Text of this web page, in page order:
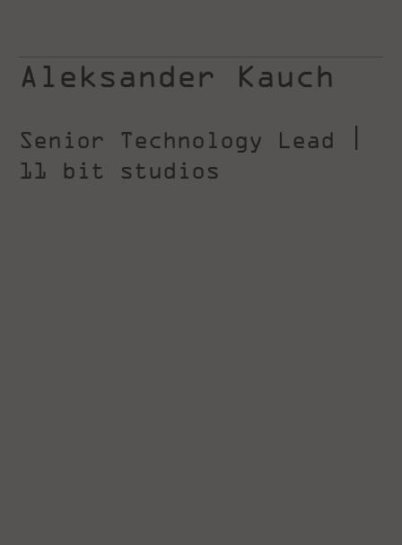
Aleksander Kauch
Senior Technology Lead |
11 bit studios